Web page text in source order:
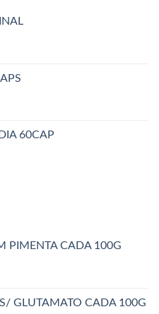
60CAP
PIMENTA CADA 100G
GLUTAMATO CADA 100G